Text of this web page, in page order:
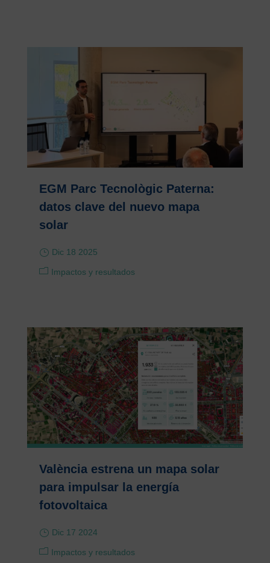
EGM Parc Tecnològic Paterna:
datos clave del nuevo mapa
solar
Dic 18 2025
Impactos y resultados
València estrena un mapa solar
para impulsar la energía
fotovoltaica
Dic 17 2024
Impactos y resultados